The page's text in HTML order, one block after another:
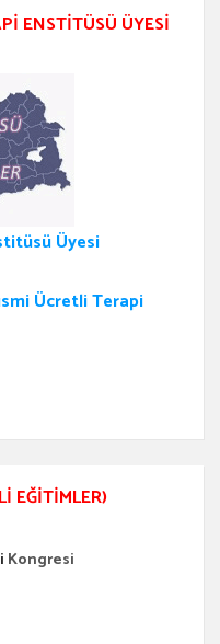
ENSTITÜSÜ ÜYESI
Üyesi
Ücretli Terapi
EĞITIMLER)
Kongresi